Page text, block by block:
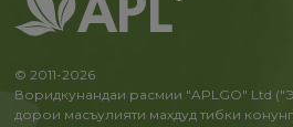
© 2011-2026
Воридкунандаи расмии "APLGO" Ltd
дорои масъулияти махдуд тибки